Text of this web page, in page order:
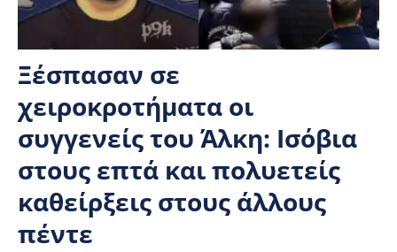
Ξέσπασαν σε
χειροκροτήματα οι
συγγενείς του Άλκη: Ισόβια
στους επτά και πολυετείς
καθείρξεις στους άλλους
πέντε